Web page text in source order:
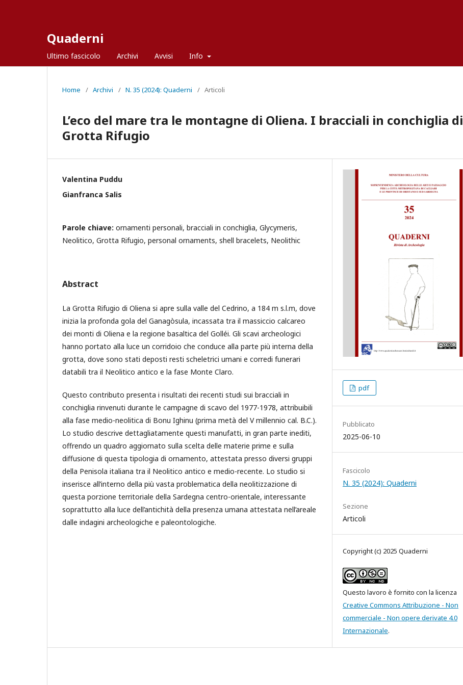
Quaderni
Ultimo fascicolo Archivi Avvisi Info
Home / Archivi / N. 35 (2024): Quaderni / Articoli
L’eco del mare tra le montagne di Oliena. I bracciali in conchiglia di
Grotta Rifugio
Valentina Puddu
Gianfranca Salis
Parole chiave: ornamenti personali, bracciali in conchiglia, Glycymeris,
Neolitico, Grotta Rifugio, personal ornaments, shell bracelets, Neolithic
Abstract
La Grotta Rifugio di Oliena si apre sulla valle del Cedrino, a 184 m s.l.m, dove
inizia la profonda gola del Ganagòsula, incassata tra il massiccio calcareo
dei monti di Oliena e la regione basaltica del Golléi. Gli scavi archeologici
hanno portato alla luce un corridoio che conduce alla parte più interna della
grotta, dove sono stati deposti resti scheletrici umani e corredi funerari
databili tra il Neolitico antico e la fase Monte Claro.
Questo contributo presenta i risultati dei recenti studi sui bracciali in
conchiglia rinvenuti durante le campagne di scavo del 1977-1978, attribuibili
alla fase medio-neolitica di Bonu Ighinu (prima metà del V millennio cal. B.C.).
Lo studio descrive dettagliatamente questi manufatti, in gran parte inediti,
offrendo un quadro aggiornato sulla scelta delle materie prime e sulla
diffusione di questa tipologia di ornamento, attestata presso diversi gruppi
della Penisola italiana tra il Neolitico antico e medio-recente. Lo studio si
inserisce all’interno della più vasta problematica della neolitizzazione di
questa porzione territoriale della Sardegna centro-orientale, interessante
soprattutto alla luce dell’antichità della presenza umana attestata nell’areale
dalle indagini archeologiche e paleontologiche.
pdf
Pubblicato
2025-06-10
Fascicolo
N. 35 (2024): Quaderni
Sezione
Articoli
Copyright (c) 2025 Quaderni
Questo lavoro è fornito con la licenza
Creative Commons Attribuzione - Non
commerciale - Non opere derivate 4.0
Internazionale.